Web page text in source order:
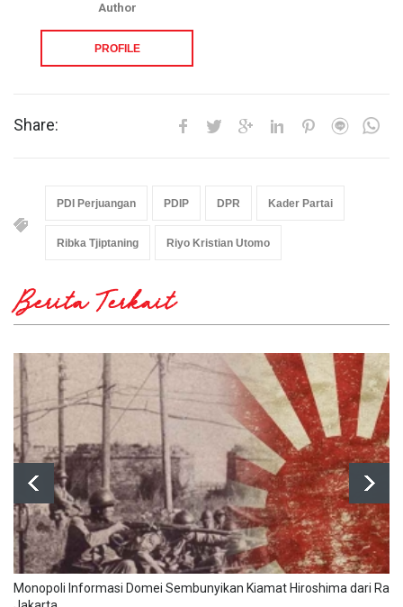
Author
PROFILE
Share:
PDI Perjuangan PDIP DPR Kader Partai
Ribka Tjiptaning Riyo Kristian Utomo
Berita Terkait
Monopoli Informasi Domei Sembunyikan Kiamat Hiroshima dari